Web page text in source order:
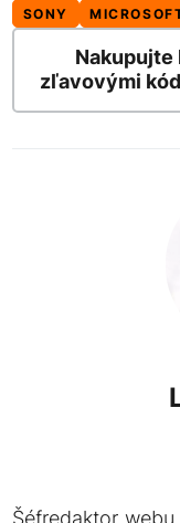
SONY
Nakupujte
zľavovými
Šéfredaktor